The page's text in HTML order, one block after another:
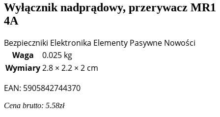
Wyłącznik nadprądowy, przerywacz MR1
4A
Bezpieczniki Elektronika Elementy Pasywne Nowości
Waga
0.025 kg
Wymiary2.8 × 2.2 × 2 cm
EAN: 5905842744370
Cena brutto: 5.58zł